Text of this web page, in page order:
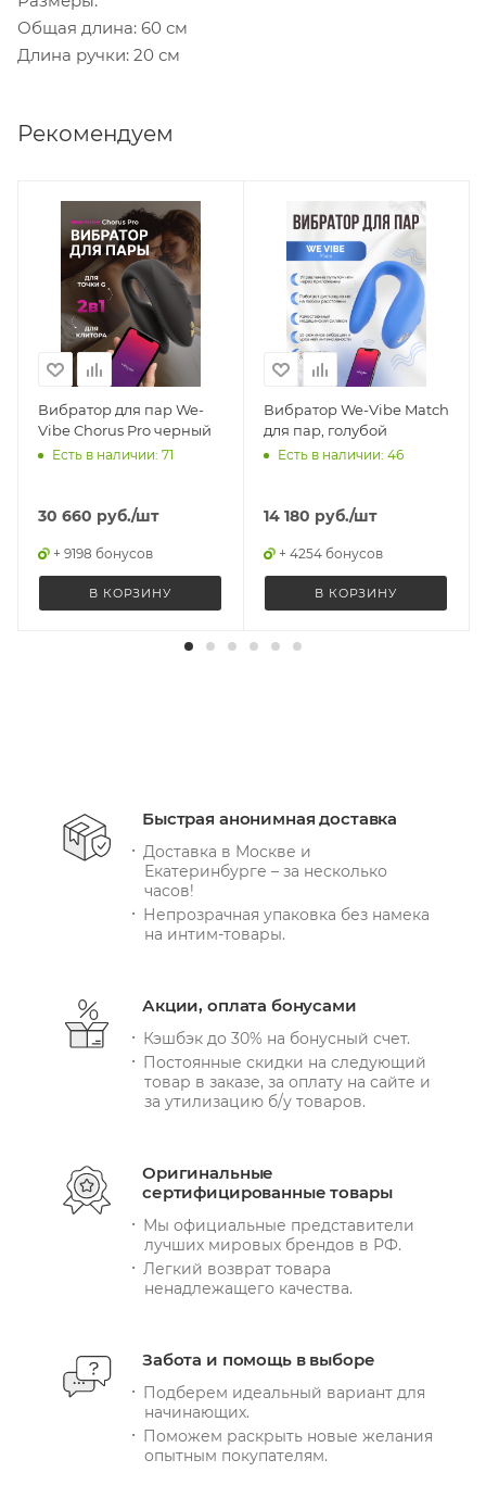
Общая длина: 60 см
Длина ручки: 20 см
Рекомендуем
Вибратор для пар We-
Vibe Chorus Pro черный
Есть в наличии: 71
30 660 руб./шт
+ 9198 бонусов
В КОРЗИНУ
Вибратор We-Vibe Match
для пар, голубой
Есть в наличии: 46
14 180 руб./шт
+ 4254 бонусов
В КОРЗИНУ
Быстрая анонимная доставка
Доставка в Москве и
Екатеринбурге – за несколько
часов!
Непрозрачная упаковка без намека
на интим-товары.
Акции, оплата бонусами
Кэшбэк до 30% на бонусный счет.
Постоянные скидки на следующий
товар в заказе, за оплату на сайте и
за утилизацию б/у товаров.
Оригинальные
сертифицированные товары
Мы официальные представители
лучших мировых брендов в РФ.
Легкий возврат товара
ненадлежащего качества.
Забота и помощь в выборе
Подберем идеальный вариант для
начинающих.
Поможем раскрыть новые желания
опытным покупателям.